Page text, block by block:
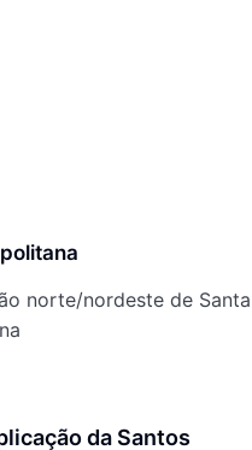
norte/nordeste de Santa
da Santos